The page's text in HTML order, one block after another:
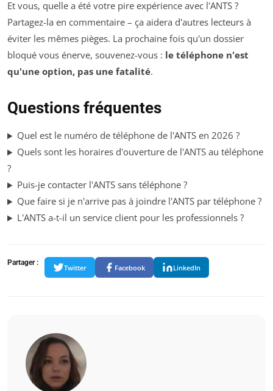
Et vous, quelle a été votre pire expérience avec l'ANTS ?
Partagez-la en commentaire – ça aidera d'autres lecteurs à
éviter les mêmes pièges. La prochaine fois qu'un dossier
bloqué vous énerve, souvenez-vous : le téléphone n'est
qu'une option, pas une fatalité.
Questions fréquentes
Quel est le numéro de téléphone de l'ANTS en 2026 ?
Quels sont les horaires d'ouverture de l'ANTS au téléphone
?
Puis-je contacter l'ANTS sans téléphone ?
Que faire si je n'arrive pas à joindre l'ANTS par téléphone ?
L'ANTS a-t-il un service client pour les professionnels ?
Partager :
Twitter Facebook LinkedIn